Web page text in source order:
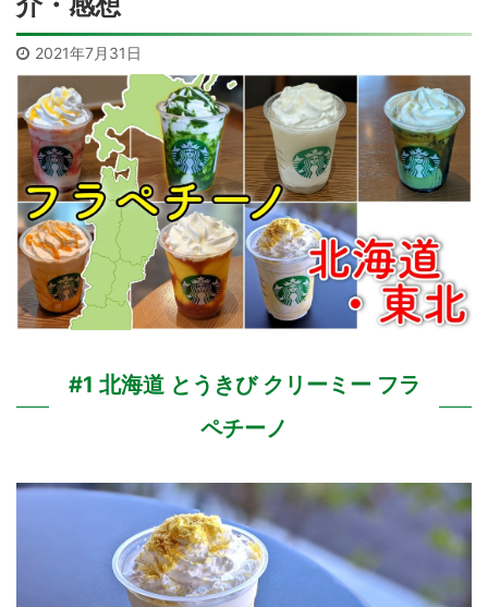
2021年7月31日
#1 北海道 とうきび クリーミー フラ
ペチーノ